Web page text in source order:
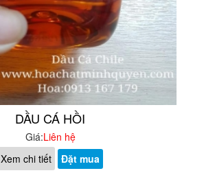
DẦU CÁ HỒI
Giá:Liên hệ
Xem chi tiết
Đặt mua